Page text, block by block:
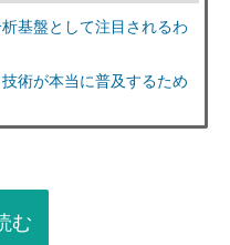
基盤として注目されるわ
術が本当に普及するため
む